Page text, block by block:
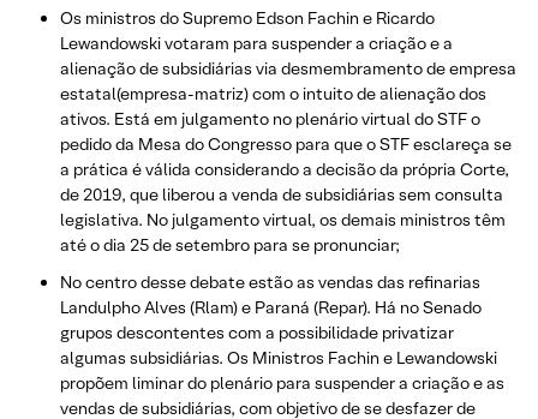
Os ministros do Supremo Edson Fachin e Ricardo
Lewandowski votaram para suspender a criação e a
alienação de subsidiárias via desmembramento de empresa
estatal(empresa-matriz) com o intuito de alienação dos
ativos. Está em julgamento no plenário virtual do STF o
pedido da Mesa do Congresso para que o STF esclareça se
a prática é válida considerando a decisão da própria Corte,
de 2019, que liberou a venda de subsidiárias sem consulta
legislativa. No julgamento virtual, os demais ministros têm
até o dia 25 de setembro para se pronunciar;
No centro desse debate estão as vendas das refinarias
Landulpho Alves (Rlam) e Paraná (Repar). Há no Senado
grupos descontentes com a possibilidade privatizar
algumas subsidiárias. Os Ministros Fachin e Lewandowski
propõem liminar do plenário para suspender a criação e as
vendas de subsidiárias, com objetivo de se desfazer de